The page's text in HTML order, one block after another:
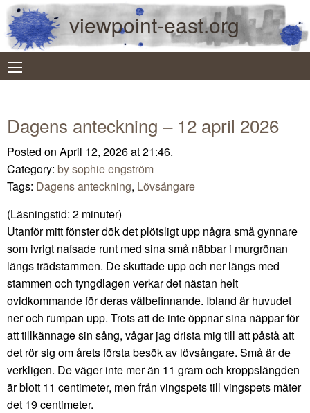
viewpoint-east.org
Dagens anteckning – 12 april 2026
Posted on April 12, 2026 at 21:46.
Category: by sophie engström
Tags: Dagens anteckning, Lövsångare
(Läsningstid: 2 minuter)
Utanför mitt fönster dök det plötsligt upp några små gynnare
som ivrigt nafsade runt med sina små näbbar i murgrönan
längs trädstammen. De skuttade upp och ner längs med
stammen och tyngdlagen verkar det nästan helt
ovidkommande för deras välbefinnande. Ibland är huvudet
ner och rumpan upp. Trots att de inte öppnar sina näppar för
att tillkännage sin sång, vågar jag drista mig till att påstå att
det rör sig om årets första besök av lövsångare. Små är de
verkligen. De väger inte mer än 11 gram och kroppslängden
är blott 11 centimeter, men från vingspets till vingspets mäter
det 19 centimeter.